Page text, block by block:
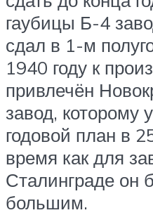
гаубицы Б-4
сдал в 1-м
1940 году к
привлечён
завод, которому
годовой план в
время как для
Сталинграде он
большим.